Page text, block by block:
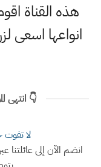
هذه القناة
انواعها اسعى
👇 انتهى
لا تفوت
انضم الآن إلى